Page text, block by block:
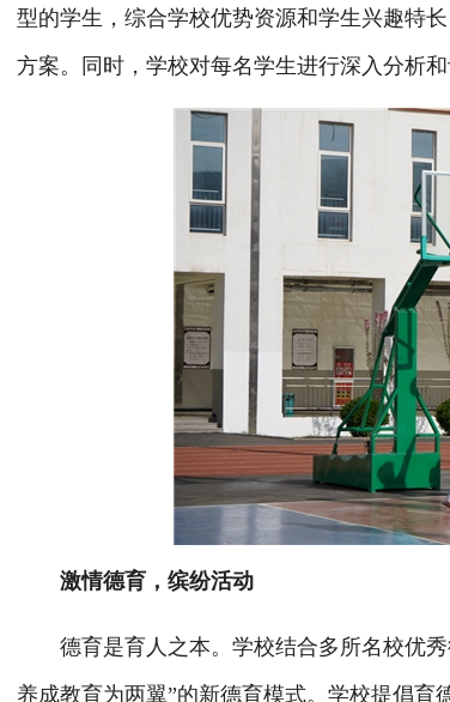
型的学生，综合学校优势资源和学生兴趣特
方案。同时，学校对每名学生进行深入分析
激情德育，缤纷活动
德育是育人之本。学校结合多所名校优秀
养成教育为两翼”的新德育模式。学校提倡